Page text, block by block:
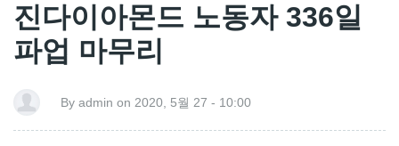
진다이아몬드 노동자 336일
파업 마무리
By admin on 2020, 5월 27 - 10:00